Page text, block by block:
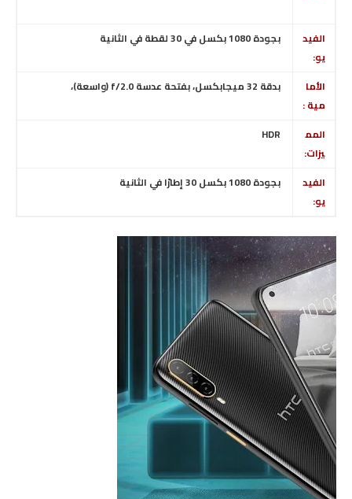
الفيد
يو:
بجودة 1080 بكسل في 30 لقطة في الثانية
الأما
مية :
بدقة 32 ميجابكسل، بفتحة عدسة f/2.0 (واسعة)،
المم
يزات:
HDR
الفيد
يو:
بجودة 1080 بكسل 30 إطارًا في الثانية